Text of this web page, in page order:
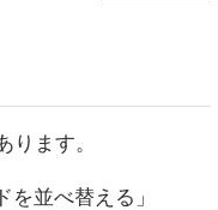
ます。
並べ替える」